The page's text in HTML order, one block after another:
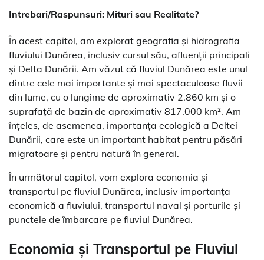
Intrebari/Raspunsuri: Mituri sau Realitate?
În acest capitol, am explorat geografia și hidrografia
fluviului Dunărea, inclusiv cursul său, afluenții principali
și Delta Dunării. Am văzut că fluviul Dunărea este unul
dintre cele mai importante și mai spectaculoase fluvii
din lume, cu o lungime de aproximativ 2.860 km și o
suprafață de bazin de aproximativ 817.000 km². Am
înțeles, de asemenea, importanța ecologică a Deltei
Dunării, care este un important habitat pentru păsări
migratoare și pentru natură în general.
În următorul capitol, vom explora economia și
transportul pe fluviul Dunărea, inclusiv importanța
economică a fluviului, transportul naval și porturile și
punctele de îmbarcare pe fluviul Dunărea.
Economia și Transportul pe Fluviul